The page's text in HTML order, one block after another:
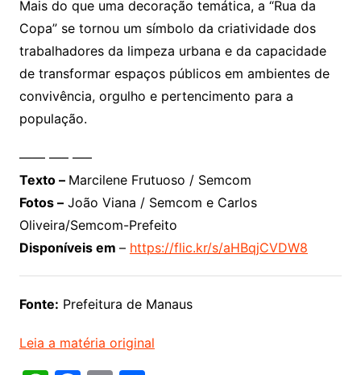
Mais do que uma decoração temática, a “Rua da
Copa” se tornou um símbolo da criatividade dos
trabalhadores da limpeza urbana e da capacidade
de transformar espaços públicos em ambientes de
convivência, orgulho e pertencimento para a
população.
—— —– —–
Texto – Marcilene Frutuoso / Semcom
Fotos –João Viana / Semcom e Carlos
Oliveira/Semcom-Prefeito
Disponíveis em – https://flic.kr/s/aHBqjCVDW8
Fonte: Prefeitura de Manaus
Leia a matéria original